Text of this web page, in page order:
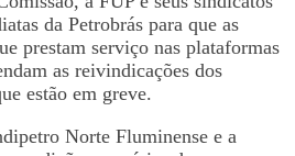
da Petrobrás para que as
prestam serviço nas plataformas
as reivindicações dos
estão em greve.
Norte Fluminense e a